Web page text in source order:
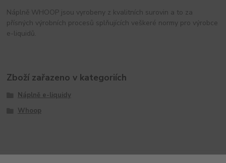
Náplně WHOOP jsou vyrobeny z kvalitních surovin a to za
přísných výrobních procesů splňujících veškeré normy pro výrobce
e-liquidů.
Zboží zařazeno v kategoriích
Náplně e-liquidy
Whoop